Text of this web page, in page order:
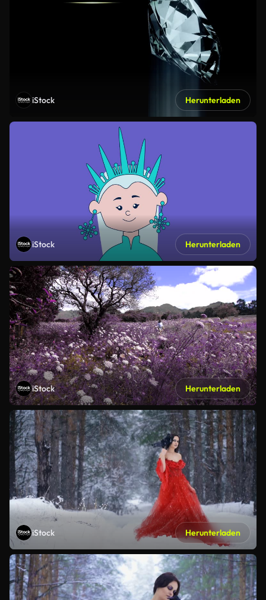
iStock Herunterladen
iStock Herunterladen
iStock Herunterladen
iStock Herunterladen